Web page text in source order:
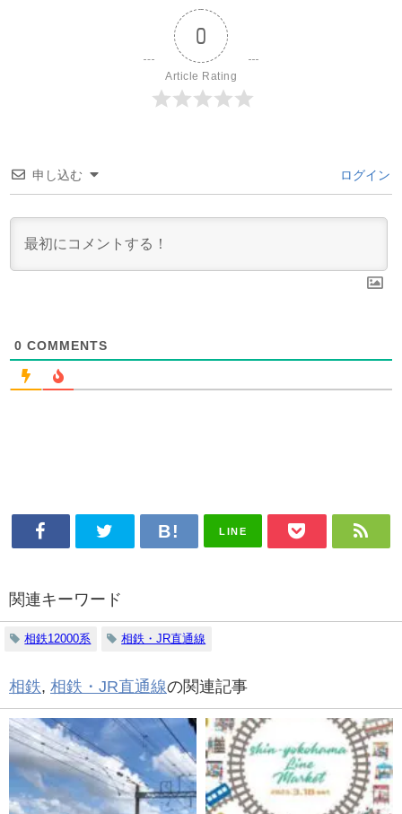
0
Article Rating
申し込む ログイン
0 COMMENTS
LINE
関連キーワード
相鉄12000系 相鉄・JR直通線
相鉄, 相鉄・JR直通線の関連記事